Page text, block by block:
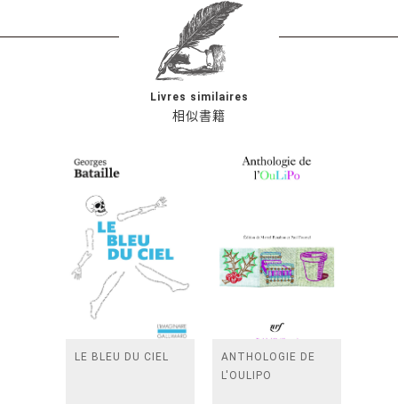
相似書籍
Livres similaires
LE BLEU DU CIEL
ANTHOLOGIE DE
L'OULIPO